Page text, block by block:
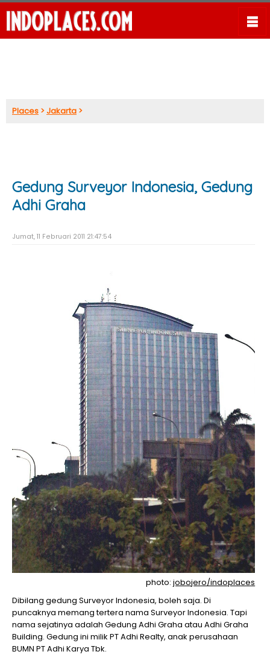
Places >Jakarta >
Gedung Surveyor Indonesia, Gedung
Adhi Graha
Jumat, 11 Februari 2011 21:47:54
photo:jobojero/indoplaces
Dibilang gedung Surveyor Indonesia, boleh saja. Di
puncaknya memang tertera nama Surveyor Indonesia. Tapi
nama sejatinya adalah Gedung Adhi Graha atau Adhi Graha
Building. Gedung ini milik PT Adhi Realty, anak perusahaan
BUMN PT Adhi Karya Tbk.